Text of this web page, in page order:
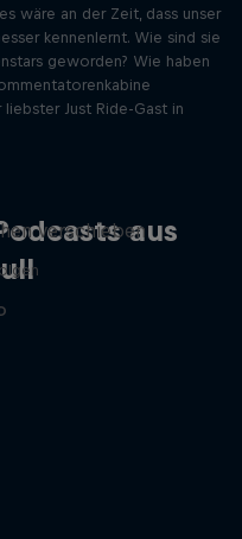
wäre an der Zeit, dass unser
kennenlernt. Wie sind sie
geworden? Wie haben
Just Ride-Gast in
aus
verschieben